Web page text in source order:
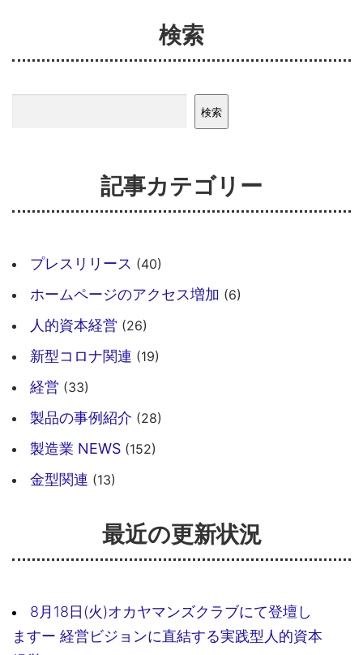
検索
検索
記事カテゴリー
プレスリリース (40)
ホームページのアクセス増加 (6)
人的資本経営 (26)
新型コロナ関連 (19)
経営 (33)
製品の事例紹介 (28)
製造業 NEWS (152)
金型関連 (13)
最近の更新状況
8月18日(火)オカヤマンズクラブにて登壇し
ますー 経営ビジョンに直結する実践型人的資本